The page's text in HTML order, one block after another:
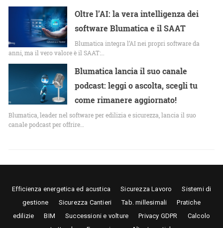
Oltre l’AI: la vera intelligenza dei
software Blumatica e il SAAT
Blumatica integra l’AI nei propri software da
anni, ma il vero valore è il SAAT:…
Blumatica lancia il suo canale
podcast: leggi o ascolta, scegli tu
come rimanere aggiornato!
Blumatica, leader nel software per edilizia e sicurezza, lancia il suo
canale podcast per offrire…
Efficienza energetica ed acustica Sicurezza Lavoro
Sistemi di
gestione
Sicurezza Cantieri Tab. millesimali
Pratiche
edilizie
BIM Successioni e volture Privacy GDPR
Calcolo